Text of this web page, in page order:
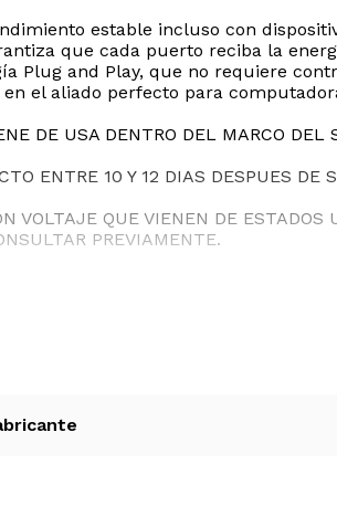
estable incluso con
que cada puerto reciba la
Plug and Play, que no requiere
el aliado perfecto para
DE USA DENTRO DEL MARCO
ENTRE 10 Y 12 DIAS DESPUES DE
VOLTAJE QUE VIENEN DE
PREVIAMENTE.